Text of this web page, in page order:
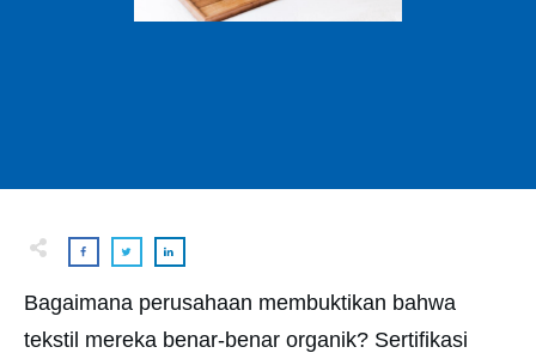
Bagaimana perusahaan membuktikan bahwa
tekstil mereka benar-benar organik? Sertifikasi